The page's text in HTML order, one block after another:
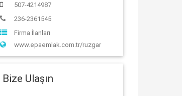
507-4214987
236-2361545
Firma İlanları
www.epaemlak.com.tr/ruzgar
Bize Ulaşın